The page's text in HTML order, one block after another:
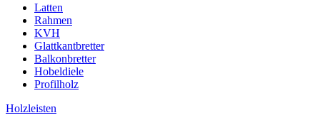
Latten
Rahmen
KVH
Glattkantbretter
Balkonbretter
Hobeldiele
Profilholz
Holzleisten